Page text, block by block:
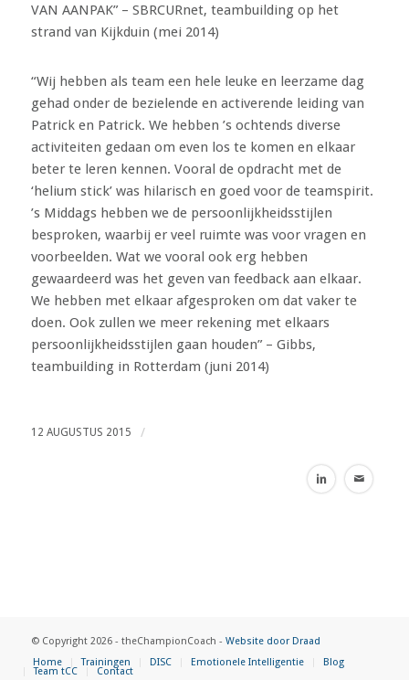
VAN AANPAK” – SBRCURnet, teambuilding op het
strand van Kijkduin (mei 2014)
“Wij hebben als team een hele leuke en leerzame dag
gehad onder de bezielende en activerende leiding van
Patrick en Patrick. We hebben ’s ochtends diverse
activiteiten gedaan om even los te komen en elkaar
beter te leren kennen. Vooral de opdracht met de
‘helium stick’ was hilarisch en goed voor de teamspirit.
’s Middags hebben we de persoonlijkheidsstijlen
besproken, waarbij er veel ruimte was voor vragen en
voorbeelden. Wat we vooral ook erg hebben
gewaardeerd was het geven van feedback aan elkaar.
We hebben met elkaar afgesproken om dat vaker te
doen. Ook zullen we meer rekening met elkaars
persoonlijkheidsstijlen gaan houden” – Gibbs,
teambuilding in Rotterdam (juni 2014)
12 AUGUSTUS 2015 /
© Copyright 2026 - theChampionCoach - Website door Draad
Home
Trainingen DISC Emotionele Intelligentie Blog
Team tCC Contact